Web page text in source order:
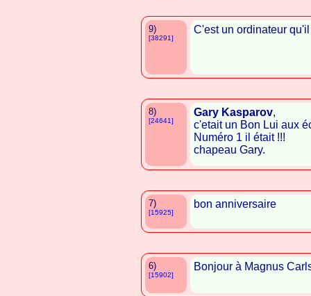
9)
[38291]
C'est un ordinateur
8)
[24641]
Gary Kasparov,
c'etait un Bon Lui aux
Numéro 1 il était !!!
chapeau Gary.
7)
[15925]
bon anniversaire
6)
[15902]
Bonjour à Magnus